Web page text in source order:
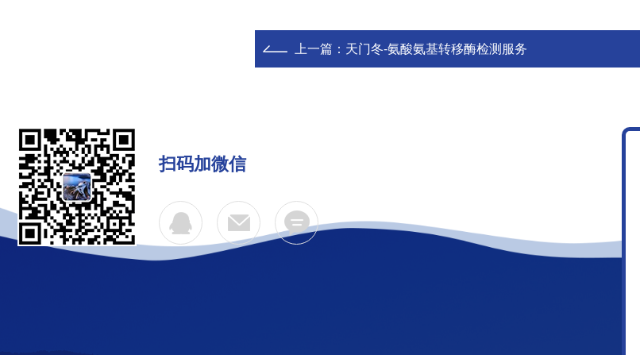
上一篇： 天门冬-氨酸氨基转移酶检测服务
扫码加微信